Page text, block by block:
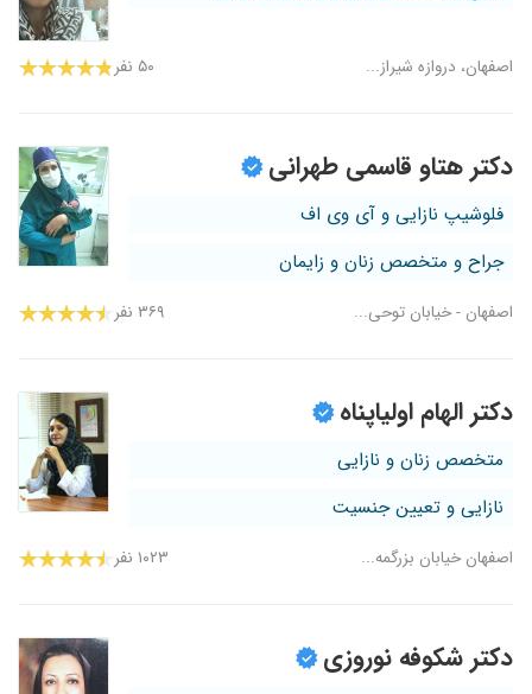
اصفهان، دروازه شیراز... ۵۰ نفر
دکتر هتاو قاسمی طهرانی
فلوشیپ نازایی و آی وی اف
جراح و متخصص زنان و زایمان
اصفهان - خیابان توحی... ۳۶۹ نفر
دکتر الهام اولیاپناه
متخصص زنان و نازایی
نازایی و تعیین جنسیت
اصفهان خیابان بزرگمه... ۱۰۲۳ نفر
دکتر شکوفه نوروزی